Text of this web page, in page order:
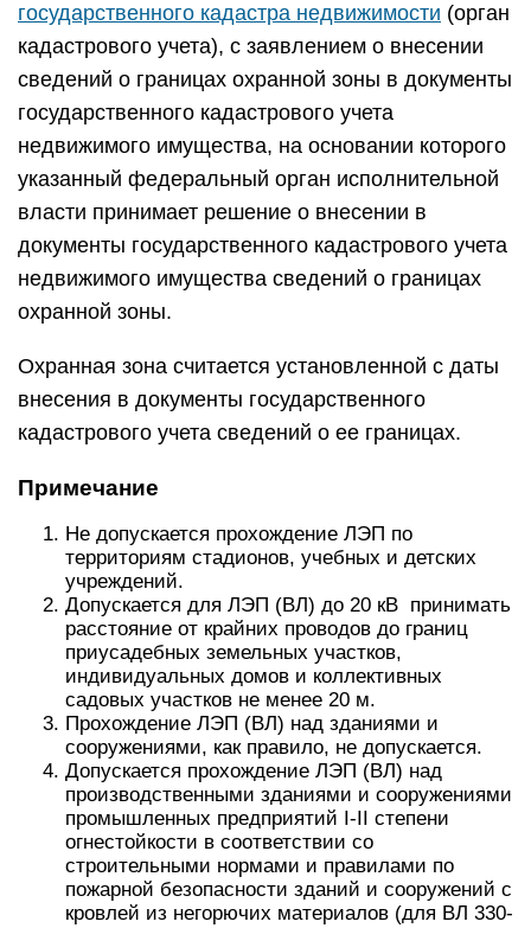
государственного кадастра недвижимости (орган
кадастрового учета), с заявлением о внесении
сведений о границах охранной зоны в документы
государственного кадастрового учета
недвижимого имущества, на основании которого
указанный федеральный орган исполнительной
власти принимает решение о внесении в
документы государственного кадастрового учета
недвижимого имущества сведений о границах
охранной зоны.
Охранная зона считается установленной с даты
внесения в документы государственного
кадастрового учета сведений о ее границах.
Примечание
Не допускается прохождение ЛЭП по
территориям стадионов, учебных и детских
учреждений.
Допускается для ЛЭП (ВЛ) до 20 кВ принимать
расстояние от крайних проводов до границ
приусадебных земельных участков,
индивидуальных домов и коллективных
садовых участков не менее 20 м.
Прохождение ЛЭП (ВЛ) над зданиями и
сооружениями, как правило, не допускается.
Допускается прохождение ЛЭП (ВЛ) над
производственными зданиями и сооружениями
промышленных предприятий I-II степени
огнестойкости в соответствии со
строительными нормами и правилами по
пожарной безопасности зданий и сооружений с
кровлей из негорючих материалов (для ВЛ 330-